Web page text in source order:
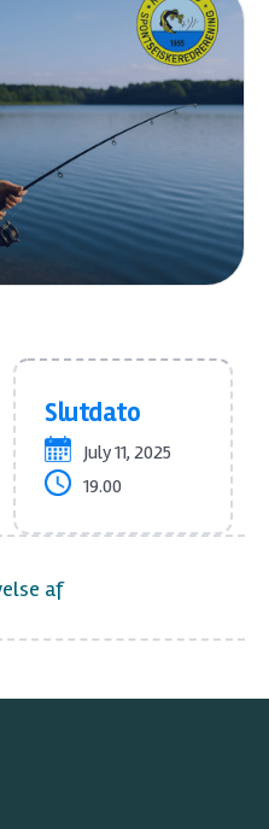
Slutdato
July 11, 2025
19.00
af